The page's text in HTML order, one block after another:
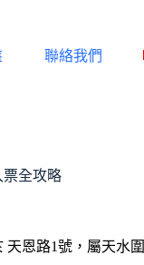
聯絡我們
票全攻略
恩路1號，屬天水